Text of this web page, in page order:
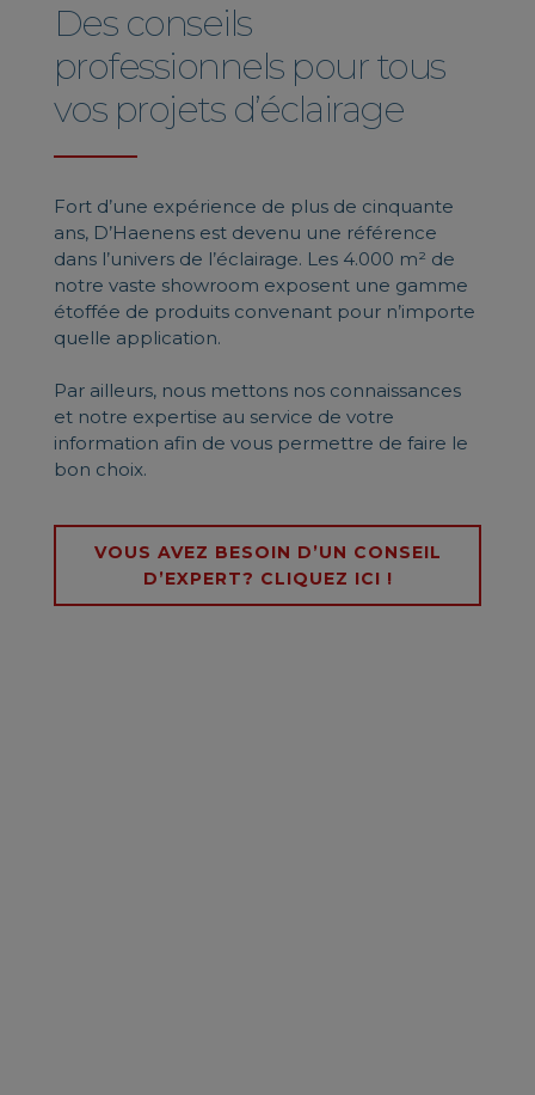
Des conseils
professionnels pour tous
vos projets d’éclairage
Fort d’une expérience de plus de cinquante
ans, D’Haenens est devenu une référence
dans l’univers de l’éclairage. Les 4.000 m² de
notre vaste showroom exposent une gamme
étoffée de produits convenant pour n’importe
quelle application.
Par ailleurs, nous mettons nos connaissances
et notre expertise au service de votre
information afin de vous permettre de faire le
bon choix.
VOUS AVEZ BESOIN D’UN CONSEIL
D’EXPERT? CLIQUEZ ICI !